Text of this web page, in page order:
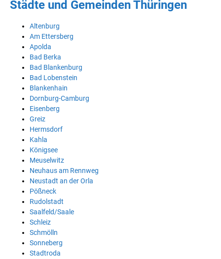
Städte und Gemeinden Thüringen
Altenburg
Am Ettersberg
Apolda
Bad Berka
Bad Blankenburg
Bad Lobenstein
Blankenhain
Dornburg-Camburg
Eisenberg
Greiz
Hermsdorf
Kahla
Königsee
Meuselwitz
Neuhaus am Rennweg
Neustadt an der Orla
Pößneck
Rudolstadt
Saalfeld/Saale
Schleiz
Schmölln
Sonneberg
Stadtroda